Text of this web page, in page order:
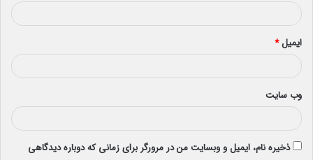
ایمیل*
وب‌ سایت
ذخیره نام، ایمیل و وبسایت من در مرورگر برای زمانی که دوباره دیدگاهی